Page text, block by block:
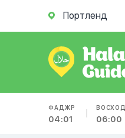
Портленд
ФАДЖР
04:01
ВОСХОД
06:00